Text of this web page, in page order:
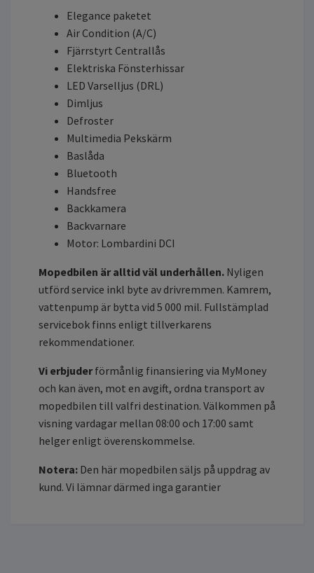
Elegance paketet
Air Condition (A/C)
Fjärrstyrt Centrallås
Elektriska Fönsterhissar
LED Varselljus (DRL)
Dimljus
Defroster
Multimedia Pekskärm
Baslåda
Bluetooth
Handsfree
Backkamera
Backvarnare
Motor: Lombardini DCI
Mopedbilen är alltid väl underhållen. Nyligen
utförd service inkl byte av drivremmen. Kamrem,
vattenpump är bytta vid 5 000 mil. Fullstämplad
servicebok finns enligt tillverkarens
rekommendationer.
Vi erbjuderförmånlig finansiering via MyMoney
och kan även, mot en avgift, ordna transport av
mopedbilen till valfri destination. Välkommen på
visning vardagar mellan 08:00 och 17:00 samt
helger enligt överenskommelse.
Notera: Den här mopedbilen säljs på uppdrag av
kund. Vi lämnar därmed inga garantier